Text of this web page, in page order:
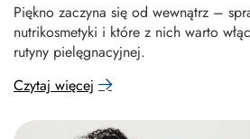
Piękno zaczyna się od wewnątrz –
nutrikosmetyki i które z nich warto
rutyny pielęgnacyjnej.
Czytaj więcej